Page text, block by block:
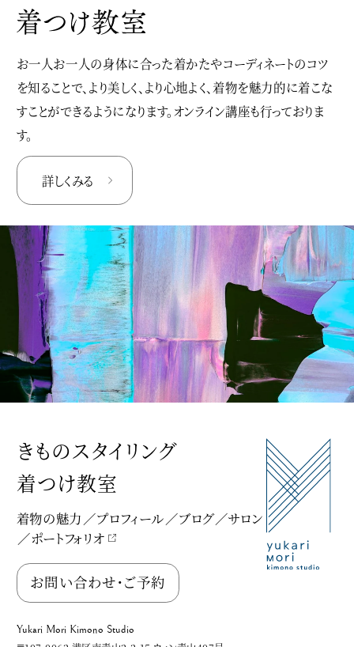
お一人お一人の身体に合った着かたやコーディネートのコツ
を知ることで、より美しく、より心地よく、着物を魅力的に着こな
すことができるようになります。オンライン講座も行っておりま
す。
詳しくみる
Yukari Mori Kimono Studio
きものスタイリング
着つけ教室
着物の魅力 プロフィール ブログ
サロン
ポートフォリオ
お問い合わせ・ご予約
Yukari Mori Kimono Studio